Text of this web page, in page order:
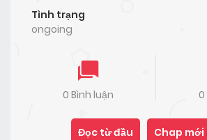
Tình trạng
ongoing
0 Bình luận
Đọc từ đầu Chap mới